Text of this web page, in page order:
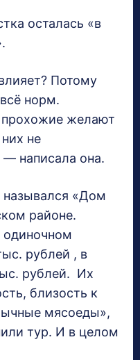
осталась «в
Потому
норм.
желают
не
— написала она.
назывался «Дом
районе.
одиночном
рублей , в
рублей. Их
близость к
мясоеды»,
тур. И в целом